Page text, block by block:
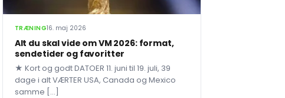
TRÆNING16. maj 2026
Alt du skal vide om VM 2026: format,
sendetider og favoritter
★ Kort og godt DATOER 11. juni til 19. juli, 39
dage i alt VÆRTER USA, Canada og Mexico
samme […]